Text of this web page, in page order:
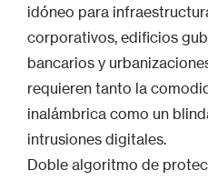
idóneo para
corporativos, edificios
bancarios y
requieren tanto la
inalámbrica como un
intrusiones digitales.
Doble algoritmo de